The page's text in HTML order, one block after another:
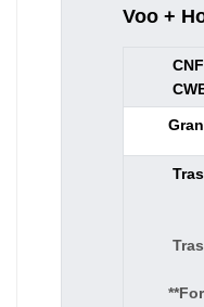
Voo +